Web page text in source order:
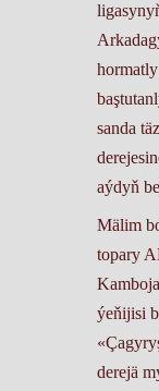
sanda
aýdyň
Mälim
topary
ýeňijisi
derejä